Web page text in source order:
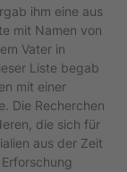
ihm eine aus
mit Namen von
Vater in
Liste begab
mit einer
Die Recherchen
die sich für
aus der Zeit